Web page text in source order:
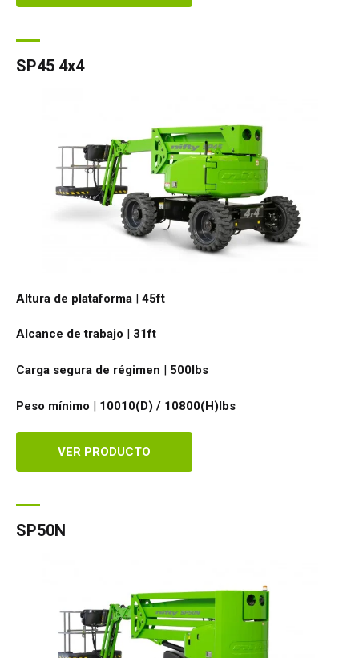
SP45 4x4
Altura de plataforma | 45ft
Alcance de trabajo | 31ft
Carga segura de régimen | 500lbs
Peso mínimo | 10010(D) / 10800(H)lbs
VER PRODUCTO
SP50N